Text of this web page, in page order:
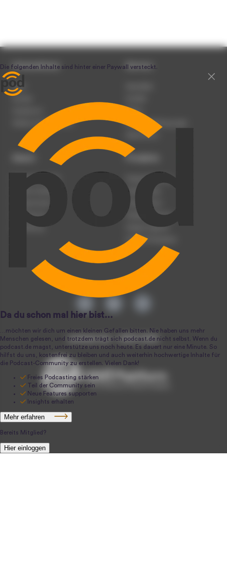
Unternehmen
Team
Werben auf podcast.de
Service
Presse
Nutzungsbedingungen
Datenschutz
Podcast anmelden
Podcast hochladen
Podcast-Events
Registrierung
Anmeldung
Produkte
Podcast-Beratung
Podcast-Jobs
Podcast-Push
Podcast-Werbung
Podcast-Agentur
Podcast-Produktion
podcast.de ~ 2004-2026